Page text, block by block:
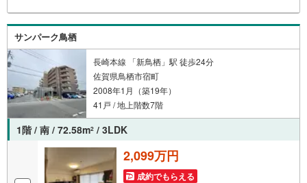
サンパーク鳥栖
長崎本線 「新鳥栖」駅 徒歩24分
佐賀県鳥栖市宿町
2008年1月（築19年）
41戸 / 地上階数7階
1階 / 南 / 72.58m2 / 3LDK
2,099万円
成約でもらえる